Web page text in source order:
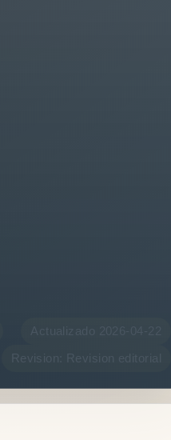
Revision: Revision editorial